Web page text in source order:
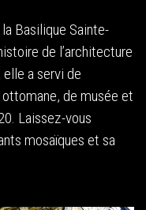
Basilique Sainte-
de l’architecture
a servi de
de musée et
Laissez-vous
mosaïques et sa